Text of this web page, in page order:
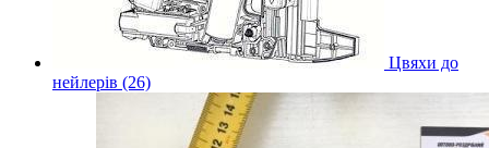
Цвяхи до
нейлерів (26)